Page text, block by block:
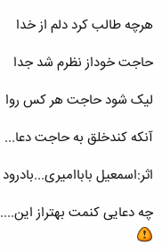
هرچه طالب کرد دلم از خدا
حاجت خوداز نظرم شد جدا
لیک شود حاجت هر کس روا
آنکه کندخلق به حاجت دعا...
اثر:اسمعیل باباامیری...بادرود
چه دعایی کنمت بهتراز